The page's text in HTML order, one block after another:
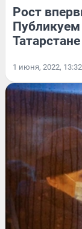
Рост
Публикуем
Татарстане
1 июня, 2022, 13:32